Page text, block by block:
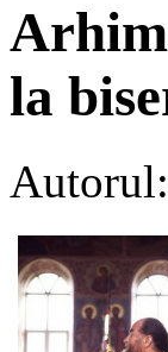
la
Autorul: